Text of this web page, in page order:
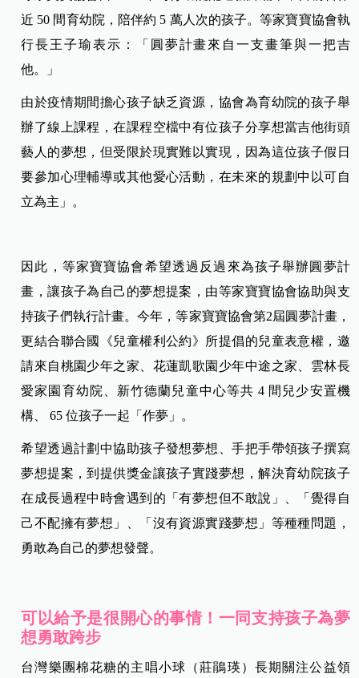
近 50 間育幼院，陪伴約 5 萬人次的孩子。等家寶寶協會執
行長王子瑜表示：「圓夢計畫來自一支畫筆與一把吉
他。」
由於疫情期間擔心孩子缺乏資源，協會為育幼院的孩子舉
辦了線上課程，在課程空檔中有位孩子分享想當吉他街頭
藝人的夢想，但受限於現實難以實現，因為這位孩子假日
要參加心理輔導或其他愛心活動，在未來的規劃中以可自
立為主」。
因此，等家寶寶協會希望透過反過來為孩子舉辦圓夢計
畫，讓孩子為自己的夢想提案，由等家寶寶協會協助與支
持孩子們執行計畫。今年，等家寶寶協會第2屆圓夢計畫，
更結合聯合國《兒童權利公約》所提倡的兒童表意權，邀
請來自桃園少年之家、花蓮凱歌園少年中途之家、雲林長
愛家園育幼院、新竹德蘭兒童中心等共 4 間兒少安置機
構、 65 位孩子一起「作夢」。
希望透過計劃中協助孩子發想夢想、手把手帶領孩子撰寫
夢想提案，到提供獎金讓孩子實踐夢想，解決育幼院孩子
在成長過程中時會遇到的「有夢想但不敢說」、「覺得自
己不配擁有夢想」、「沒有資源實踐夢想」等種種問題，
勇敢為自己的夢想發聲。
可以給予是很開心的事情！一同支持孩子為夢
想勇敢跨步
台灣樂團棉花糖的主唱小球（莊鵑瑛）長期關注公益領